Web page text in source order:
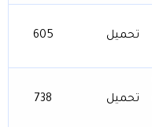
تحميل 605
تحميل 738